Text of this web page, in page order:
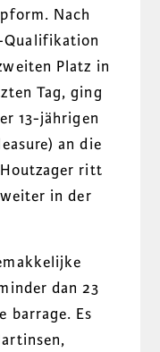
Nach
Qualifikation
Platz in
Tag, ging
13-jährigen
an die
ritt
in der
dan 23
barrage. Es